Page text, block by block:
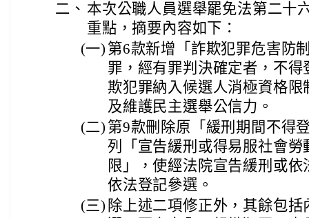
二、 本次公職人員選舉罷免法第二十
重點，摘要內容如下：
(一) 第6款新增「詐欺犯罪危害防
罪，經有罪判決確定者，不
欺犯罪納入候選人消極資格
及維護民主選舉公信力。
(二) 第9款刪除原「緩刑期間不得
列「宣告緩刑或得易服社會
限」，使經法院宣告緩刑或
依法登記參選。
(三) 除上述二項修正外，其餘包